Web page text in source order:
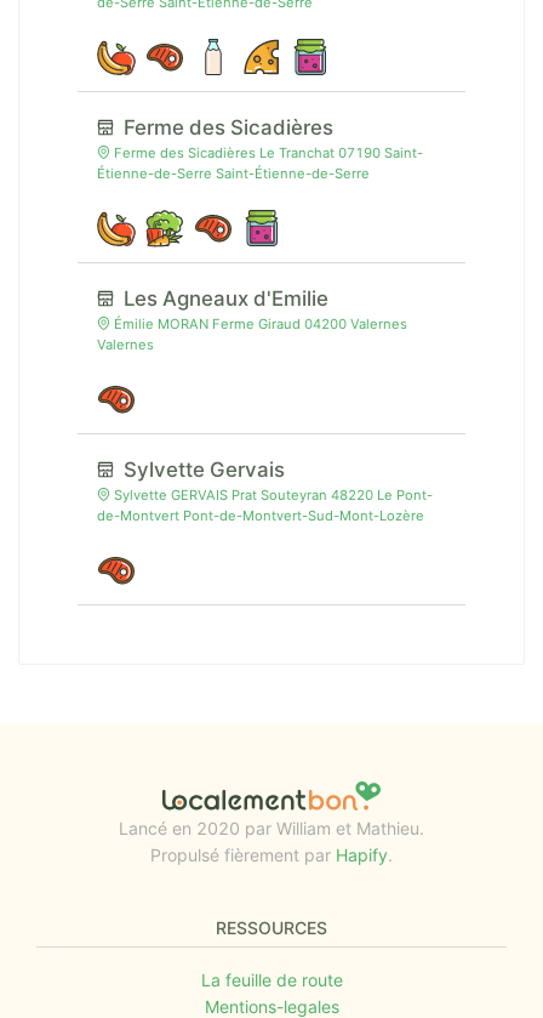
Ferme des Sicadières
Ferme des Sicadières Le Tranchat 07190 Saint-
Étienne-de-Serre Saint-Étienne-de-Serre
Les Agneaux d'Emilie
Émilie MORAN Ferme Giraud 04200 Valernes
Valernes
Sylvette Gervais
Sylvette GERVAIS Prat Souteyran 48220 Le Pont-
de-Montvert Pont-de-Montvert-Sud-Mont-Lozère
Lancé en 2020 par William et Mathieu.
Propulsé fièrement par Hapify.
RESSOURCES
La feuille de route
Mentions-legales